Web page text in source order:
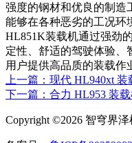
强度的钢材和优良的制造
能够在各种恶劣的工况环
HL851K装载机通过强劲
定性、舒适的驾驶体验、
用户提供高品质的装载作
上一篇：现代 HL940xt 装
下一篇：合力 HL953 装
Copyright ©2026 智穹界